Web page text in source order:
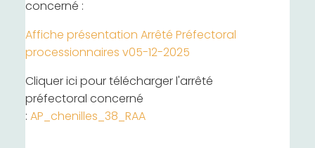
concerné :
Affiche présentation Arrêté Préfectoral
processionnaires v05-12-2025
Cliquer ici pour télécharger l'arrêté
préfectoral concerné
: AP_chenilles_38_RAA